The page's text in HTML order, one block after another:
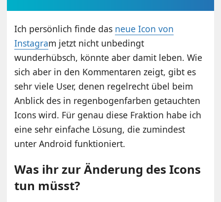
Ich persönlich finde das neue Icon von
Instagram jetzt nicht unbedingt
wunderhübsch, könnte aber damit leben. Wie
sich aber in den Kommentaren zeigt, gibt es
sehr viele User, denen regelrecht übel beim
Anblick des in regenbogenfarben getauchten
Icons wird. Für genau diese Fraktion habe ich
eine sehr einfache Lösung, die zumindest
unter Android funktioniert.
Was ihr zur Änderung des Icons
tun müsst?